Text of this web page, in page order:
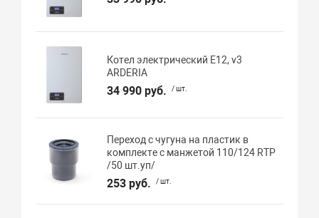
Котел электрический E12, v3
ARDERIA
34 990 руб. / шт.
Переход с чугуна на пластик в
комплекте с манжетой 110/124 RTP
/50 шт.уп/
253 руб. / шт.